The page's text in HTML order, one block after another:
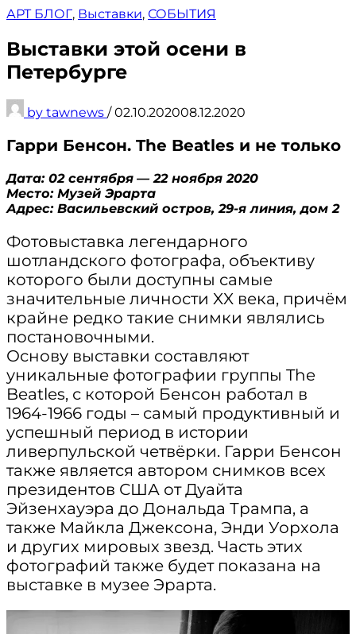
АРТ БЛОГ, Выставки, СОБЫТИЯ
Выставки этой осени в
Петербурге
by tawnews / 02.10.202008.12.2020
Гарри Бенсон. The Beatles и не только
Дата: 02 сентября — 22 ноября 2020
Место: Музей Эрарта
Адрес: Васильевский остров, 29-я линия, дом 2
Фотовыставка легендарного
шотландского фотографа, объективу
которого были доступны самые
значительные личности XX века, причём
крайне редко такие снимки являлись
постановочными.
Основу выставки составляют
уникальные фотографии группы The
Beatles, с которой Бенсон работал в
1964-1966 годы – самый продуктивный и
успешный период в истории
ливерпульской четвёрки. Гарри Бенсон
также является автором снимков всех
президентов США от Дуайта
Эйзенхауэра до Дональда Трампа, а
также Майкла Джексона, Энди Уорхола
и других мировых звезд. Часть этих
фотографий также будет показана на
выставке в музее Эрарта.